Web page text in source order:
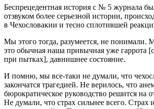
Беспрецедентная история с № 5 журнала
отзвуком более серьезной истории,
в Чехословакии и тесно сплотившей
Мы этого тогда, разумеется, не понимали.
это обычная наша привычная уже гаррота
при пытках], давнишнее состояние.
И помню, мы все-таки не думали, что
закончатся трагедией. Не верилось, что
бюрократическое руководство решится на
Не думали, что страх сильнее всего. Страх